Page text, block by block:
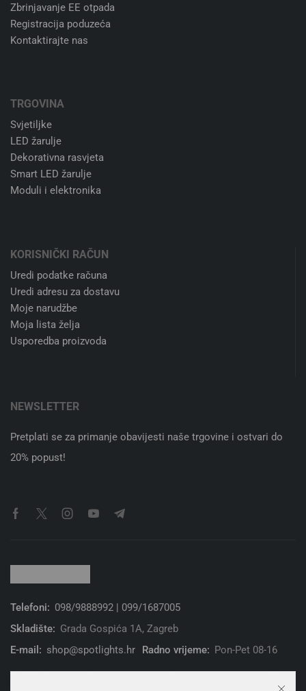
Zbrinjavanje EE otpada
Registracija poduzeća
Kontaktirajte nas
TRGOVINA
Svjetiljke
LED žarulje
Dekorativna rasvjeta
Smart LED žarulje
Moduli i elektronika
KORISNIČKI RAČUN
Uredi podatke računa
Uredi adresu za dostavu
Moje narudžbe
Moja lista želja
Usporedba proizvoda
NEWSLETTER
Pretplati se za primanje obavijesti naše trgovine i ostvari do
20% popust!
Telefoni: 098/9888992 | 099/1687005
Skladište: Grada Gospića 1A, Zagreb
E-mail: shop@spotlights.hr Radno vrijeme: Pon-Pet 08-16